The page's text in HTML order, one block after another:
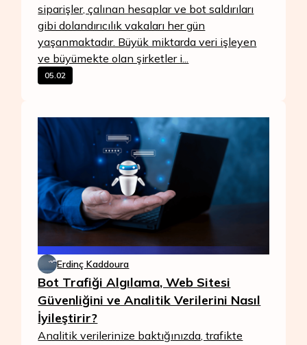
siparişler, çalınan hesaplar ve bot saldırıları
gibi dolandırıcılık vakaları her gün
yaşanmaktadır. Büyük miktarda veri işleyen
ve büyümekte olan şirketler i...
05.02
Erdinç Kaddoura
Bot Trafiği Algılama, Web Sitesi
Güvenliğini ve Analitik Verilerini Nasıl
İyileştirir?
Analitik verilerinize baktığınızda, trafikte